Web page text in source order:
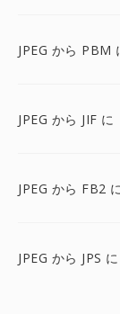
JPEG から PBM
JPEG から JIF に
JPEG から FB2 に
JPEG から JPS に